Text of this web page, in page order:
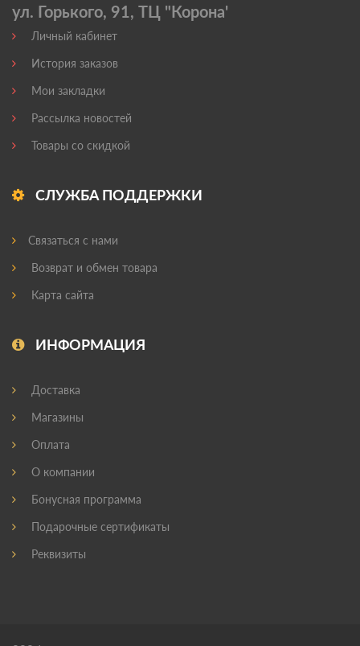
ул. Горького, 91, ТЦ "Корона'
Личный кабинет
История заказов
Мои закладки
Рассылка новостей
Товары со скидкой
СЛУЖБА ПОДДЕРЖКИ
Связаться с нами
Возврат и обмен товара
Карта сайта
ИНФОРМАЦИЯ
Доставка
Магазины
Оплата
О компании
Бонусная программа
Подарочные сертификаты
Реквизиты